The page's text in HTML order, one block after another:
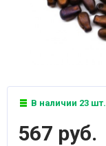
В наличии 23 шт.
567 руб.